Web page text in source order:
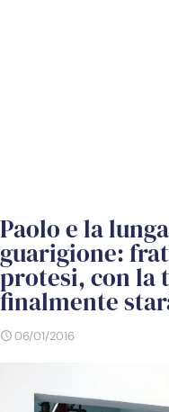
Paolo e la
guarigione:
protesi, con la
finalmente
06/01/2016